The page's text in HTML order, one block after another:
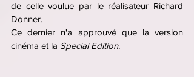
de celle voulue par le réalisateur Richard
Donner.
Ce dernier n'a approuvé que la version
cinéma et la Special Edition.